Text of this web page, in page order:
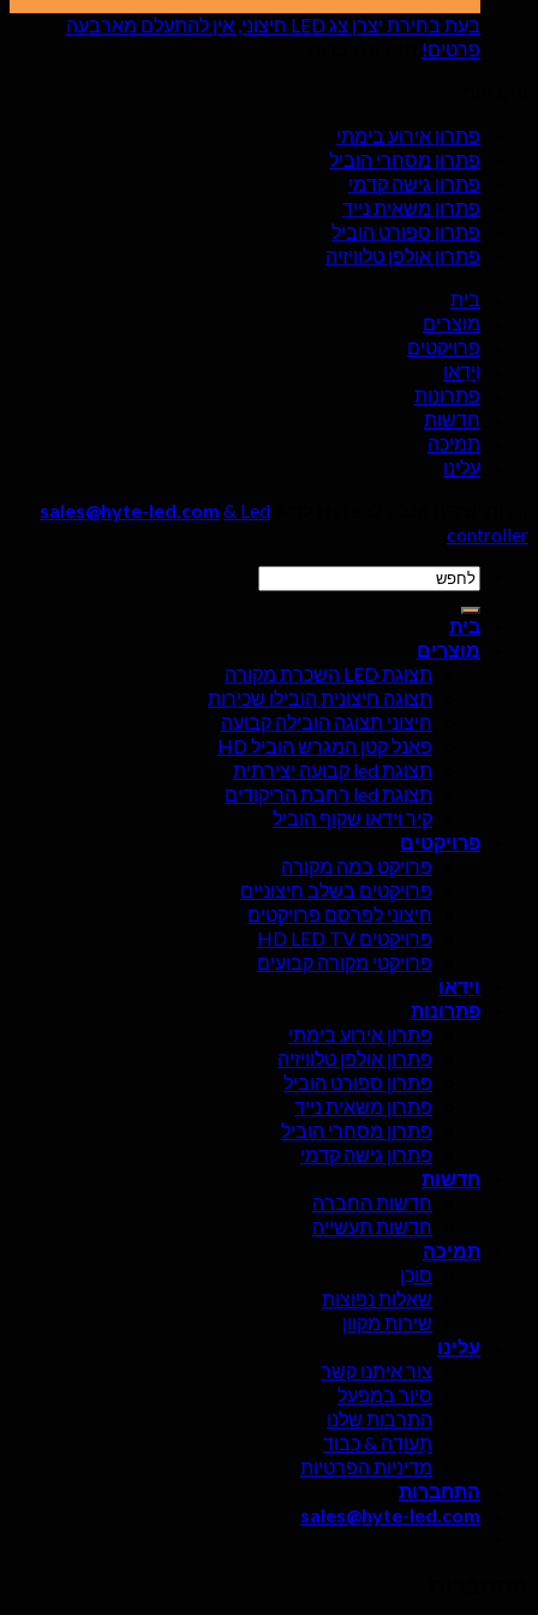
יתרונות
בחדרי
סטרימינג
בעת בחירת יצרן צג LED חיצוני, אין להתעלם מארבעה
פרטים!
פתרון אירוע בימתי
פתרון מסחרי הוביל
פתרון גישה קדמי
פתרון משאית נייד
פתרון ספורט הוביל
פתרון אולפן טלוויזיה
בית
מוצרים
פרויקטים
וִידֵאוֹ
פתרונות
חדשות
תמיכה
עלינו
sales@hyte-led.com & Led
controller
לחפש
בית
מוצרים
תצוגת LED השכרת מקורה
תצוגה חיצונית הובילו שכירות
חיצוני תצוגה הובילה קבועה
פאנל קטן המגרש הוביל HD
תצוגת led קבועה יצירתית
תצוגת led רחבת הריקודים
קיר וידאו שקוף הוביל
פרויקטים
פרויקט במה מקורה
פרויקטים בשלב חיצוניים
חיצוני לפרסם פרויקטים
פרויקטים HD LED TV
פרויקטי מקורה קבועים
וִידֵאוֹ
פתרונות
פתרון אירוע בימתי
פתרון אולפן טלוויזיה
פתרון ספורט הוביל
פתרון משאית נייד
פתרון מסחרי הוביל
פתרון גישה קדמי
חדשות
חדשות החברה
חדשות תעשייה
תמיכה
סוֹכֵן
שאלות נפוצות
שירות מקוון
עלינו
צור איתנו קשר
סיור במפעל
התרבות שלנו
תְעוּדָה & כבוד
מדיניות הפרטיות
התחברות
sales@hyte-led.com